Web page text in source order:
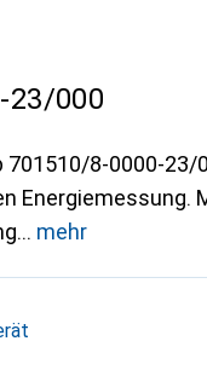
23/000
701510/8-0000-23/
Energiemessung.
mehr